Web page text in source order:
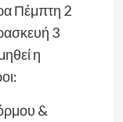
Πέμπτη 2
3
η
&